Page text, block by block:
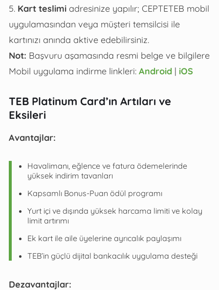
5. Kart teslimiadresinize yapılır; CEPTETEB mobil
uygulamasından veya müşteri temsilcisi ile
kartınızı anında aktive edebilirsiniz.
Not: Başvuru aşamasında resmi belge ve bilgilere
Mobil uygulama indirme linkleri: Android| iOS
TEB Platinum Card’ın Artıları ve
Eksileri
Avantajlar:
Havalimanı, eğlence ve fatura ödemelerinde
yüksek indirim tavanları
Kapsamlı Bonus-Puan ödül programı
Yurt içi ve dışında yüksek harcama limiti ve kolay
limit artırımı
Ek kart ile aile üyelerine ayrıcalık paylaşımı
TEB’in güçlü dijital bankacılık uygulama desteği
Dezavantajlar: